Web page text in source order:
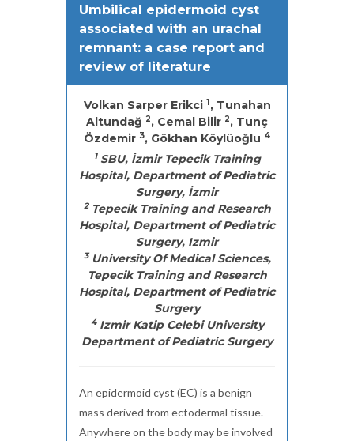
Umbilical epidermoid cyst
associated with an urachal
remnant: a case report and
review of literature
Volkan Sarper Erikci 1, Tunahan
Altundağ 2, Cemal Bilir 2, Tunç
Özdemir 3, Gökhan Köylüoğlu 4
1SBU, İzmir Tepecik Training
Hospital, Department of Pediatric
Surgery, İzmir
2Tepecik Training and Research
Hospital, Department of Pediatric
Surgery, Izmir
3University Of Medical Sciences,
Tepecik Training and Research
Hospital, Department of Pediatric
Surgery
4Izmir Katip Celebi University
Department of Pediatric Surgery
An epidermoid cyst (EC) is a benign
mass derived from ectodermal tissue.
Anywhere on the body may be involved